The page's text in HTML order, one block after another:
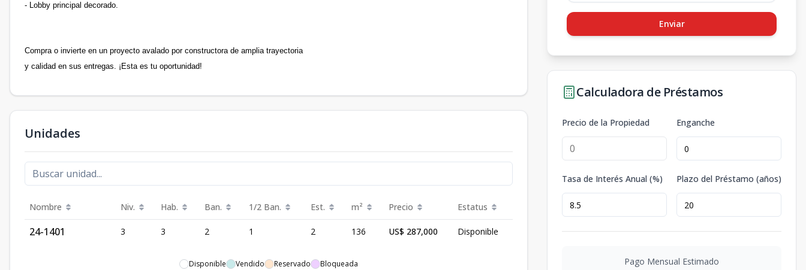
- Lobby principal decorado.
Compra o invierte en un proyecto avalado por constructora de amplia trayectoria
y calidad en sus entregas. ¡Esta es tu oportunidad!
Unidades
Nombre Niv. Hab. Ban. 1/2 Ban. Est. m² Precio Estatus
24-1401 3 3 2 1 2 136 US$ 287,000 Disponible
Disponible Vendido Reservado Bloqueada
Enviar
Calculadora de Préstamos
Precio de la Propiedad Enganche
Tasa de Interés Anual (%) Plazo del Préstamo (años)
Pago Mensual Estimado